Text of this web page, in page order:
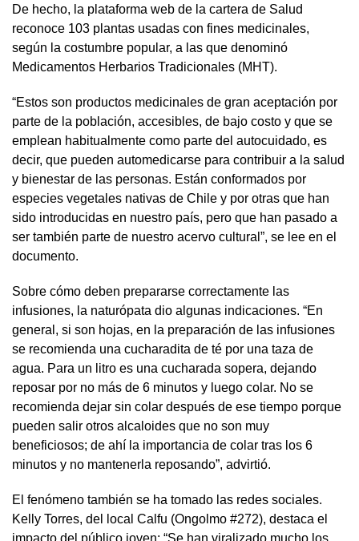
De hecho, la plataforma web de la cartera de Salud
reconoce 103 plantas usadas con fines medicinales,
según la costumbre popular, a las que denominó
Medicamentos Herbarios Tradicionales (MHT).
“Estos son productos medicinales de gran aceptación por
parte de la población, accesibles, de bajo costo y que se
emplean habitualmente como parte del autocuidado, es
decir, que pueden automedicarse para contribuir a la salud
y bienestar de las personas. Están conformados por
especies vegetales nativas de Chile y por otras que han
sido introducidas en nuestro país, pero que han pasado a
ser también parte de nuestro acervo cultural”, se lee en el
documento.
Sobre cómo deben prepararse correctamente las
infusiones, la naturópata dio algunas indicaciones. “En
general, si son hojas, en la preparación de las infusiones
se recomienda una cucharadita de té por una taza de
agua. Para un litro es una cucharada sopera, dejando
reposar por no más de 6 minutos y luego colar. No se
recomienda dejar sin colar después de ese tiempo porque
pueden salir otros alcaloides que no son muy
beneficiosos; de ahí la importancia de colar tras los 6
minutos y no mantenerla reposando”, advirtió.
El fenómeno también se ha tomado las redes sociales.
Kelly Torres, del local Calfu (Ongolmo #272), destaca el
impacto del público joven: “Se han viralizado mucho los